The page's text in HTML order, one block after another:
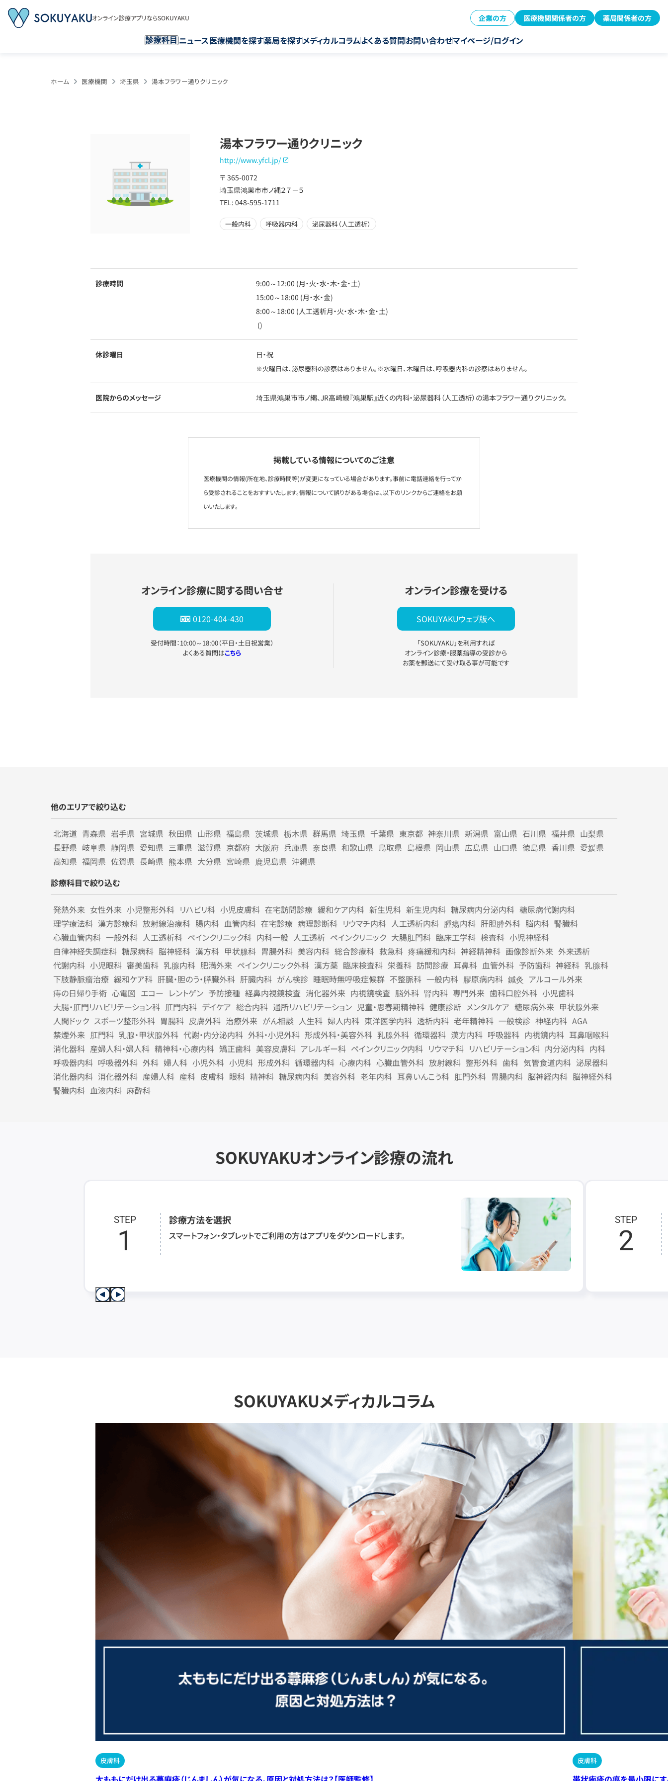
オンライン診療アプリならSOKUYAKU 企業の方 医療機関関係者の方 薬局関係者の方
診療科目 ニュース医療機関を探す薬局を探すメディカルコラムよくある質問お問い合わせマイページ/ログイン
ホーム 医療機関 埼玉県 湯本フラワー通りクリニック
湯本フラワー通りクリニック
http://www.yfcl.jp/
〒 365-0072
埼玉県鴻巣市市ノ縄２７－５
TEL: 048-595-1711
一般内科 呼吸器内科 泌尿器科（人工透析）
診療時間
9:00～12:00 (月・火・水・木・金・土)
15:00～18:00 (月・水・金)
8:00～18:00 (人工透析月・火・水・木・金・土)
()
休診曜日 日・祝
※火曜日は、泌尿器科の診察はありません。※水曜日、木曜日は、呼吸器内科の診察はありません。
医院からのメッセージ 埼玉県鴻巣市市ノ縄、JR高崎線『鴻巣駅』近くの内科・泌尿器科（人工透析）の湯本フラワー通りクリニック。
掲載している情報についてのご注意
医療機関の情報(所在地、診療時間等)が変更になっている場合があります。事前に電話連絡を行ってか
ら受診されることをおすすいたします。情報について誤りがある場合は、以下のリンクからご連絡をお願
いいたします。
オンライン診療に関する問い合せ
0120-404-430
受付時間：10:00～18:00（平日・土日祝営業）
よくある質問はこちら
オンライン診療を受ける
SOKUYAKUウェブ版へ
「SOKUYAKU」を利用すれば
オンライン診療・服薬指導の受診から
お薬を郵送にて受け取る事が可能です
他のエリアで絞り込む
北海道 青森県 岩手県 宮城県 秋田県 山形県 福島県 茨城県 栃木県 群馬県 埼玉県 千葉県 東京都 神奈川県 新潟県 富山県 石川県 福井県 山梨県
長野県 岐阜県 静岡県 愛知県 三重県 滋賀県 京都府 大阪府 兵庫県 奈良県 和歌山県 鳥取県 島根県 岡山県 広島県 山口県 徳島県 香川県 愛媛県
高知県 福岡県 佐賀県 長崎県 熊本県 大分県 宮崎県 鹿児島県 沖縄県
診療科目で絞り込む
発熱外来 女性外来 小児整形外科 リハビリ科 小児皮膚科 在宅訪問診療 緩和ケア内科 新生児科 新生児内科 糖尿病内分泌内科 糖尿病代謝内科
理学療法科 漢方診療科 放射線治療科 腸内科 血管内科 在宅診療 病理診断科 リウマチ内科 人工透析内科 腫瘍内科 肝胆膵外科 脳内科 腎臓科
心臓血管内科 一般外科 人工透析科 ペインクリニック科 内科一般 人工透析 ペインクリニック 大腸肛門科 臨床工学科 検査科 小児神経科
自律神経失調症科 糖尿病科 脳神経科 漢方科 甲状腺科 胃腸外科 美容内科 総合診療科 救急科 疼痛緩和内科 神経精神科 画像診断外来 外来透析
代謝内科 小児眼科 審美歯科 乳腺内科 肥満外来 ペインクリニック外科 漢方薬 臨床検査科 栄養科 訪問診療 耳鼻科 血管外科 予防歯科 神経科 乳腺科
下肢静脈瘤治療 緩和ケア科 肝臓・胆のう・膵臓外科 肝臓内科 がん検診 睡眠時無呼吸症候群 不整脈科 一般内科 膠原病内科 鍼灸 アルコール外来
痔の日帰り手術 心電図 エコー レントゲン 予防接種 経鼻内視鏡検査 消化器外来 内視鏡検査 脳外科 腎内科 専門外来 歯科口腔外科 小児歯科
大腸・肛門リハビリテーション科 肛門内科 デイケア 総合内科 通所リハビリテーション 児童・思春期精神科 健康診断 メンタルケア 糖尿病外来 甲状腺外来
人間ドック スポーツ整形外科 胃腸科 皮膚外科 治療外来 がん相談 人生科 婦人内科 東洋医学内科 透析内科 老年精神科 一般検診 神経内科 AGA
禁煙外来 肛門科 乳腺・甲状腺外科 代謝・内分泌内科 外科・小児外科 形成外科・美容外科 乳腺外科 循環器科 漢方内科 呼吸器科 内視鏡内科 耳鼻咽喉科
消化器科 産婦人科・婦人科 精神科・心療内科 矯正歯科 美容皮膚科 アレルギー科 ペインクリニック内科 リウマチ科 リハビリテーション科 内分泌内科 内科
呼吸器内科 呼吸器外科 外科 婦人科 小児外科 小児科 形成外科 循環器内科 心療内科 心臓血管外科 放射線科 整形外科 歯科 気管食道内科 泌尿器科
消化器内科 消化器外科 産婦人科 産科 皮膚科 眼科 精神科 糖尿病内科 美容外科 老年内科 耳鼻いんこう科 肛門外科 胃腸内科 脳神経内科 脳神経外科
腎臓内科 血液内科 麻酔科
SOKUYAKUオンライン診療の流れ
STEP
1
診療方法を選択
スマートフォン・タブレットでご利用の方はアプリをダウンロードします。
STEP
2
SOKUYAKUメディカルコラム
皮膚科 皮膚科